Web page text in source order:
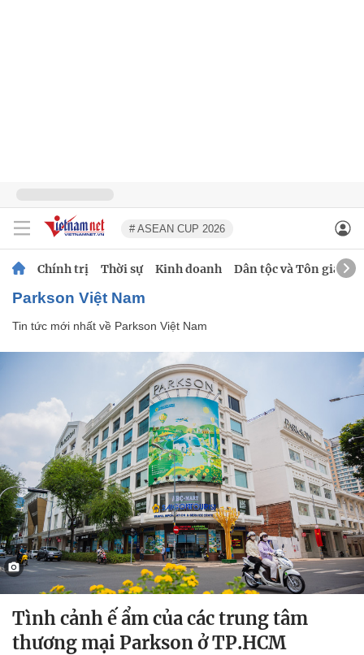
# ASEAN CUP 2026
Chính trị Thời sự Kinh doanh Dân tộc và Tôn giáo
Parkson Việt Nam
Tin tức mới nhất về Parkson Việt Nam
Tình cảnh ế ẩm của các trung tâm
thương mại Parkson ở TP.HCM